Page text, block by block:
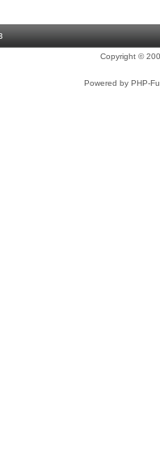
Copyright ©
Powered by PHP-